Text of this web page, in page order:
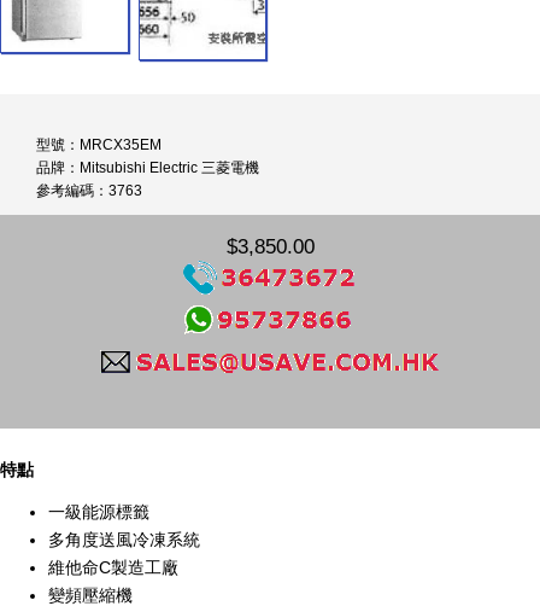
型號：MRCX35EM
品牌：Mitsubishi Electric 三菱電機
參考編碼：3763
$3,850.00
特點
一級能源標籤
多角度送風冷凍系統
維他命C製造工廠
變頻壓縮機